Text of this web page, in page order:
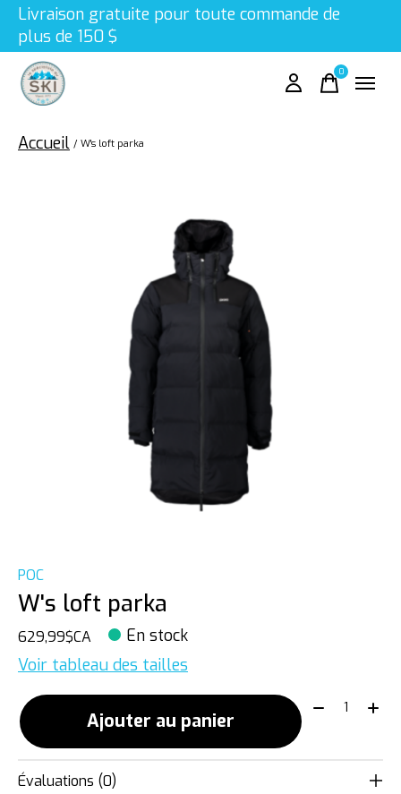
Livraison gratuite pour toute commande de
plus de 150 $
0items
Accueil / W's loft parka
POC
W's loft parka
629,99$CA En stock
Voir tableau des tailles
Ajouter au panier
Quantité:
Évaluations (0)